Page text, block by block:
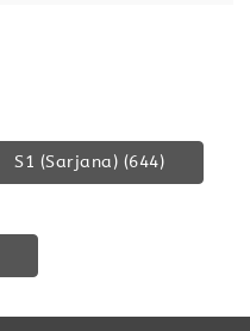
S1 (Sarjana) (644)